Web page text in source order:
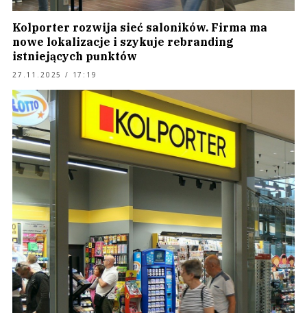
Kolporter rozwija sieć saloników. Firma ma
nowe lokalizacje i szykuje rebranding
istniejących punktów
27.11.2025 / 17:19